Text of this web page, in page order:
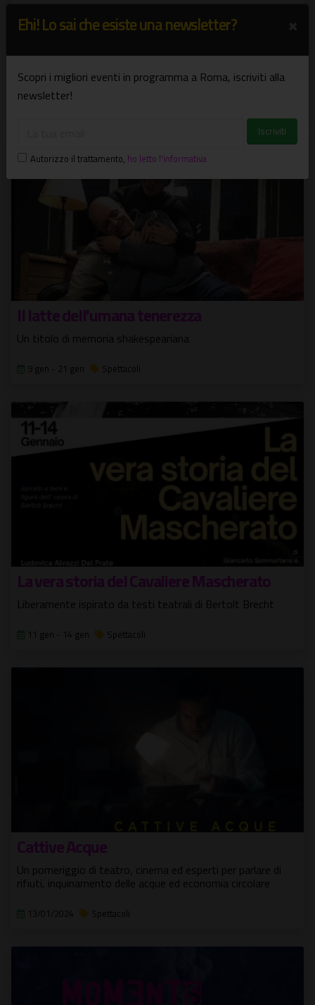
Fabrizio Plessi: Bucare il Mare
Un trittico di suoi disegni
11 gen - 11 apr
Il latte dell'umana tenerezza
Un titolo di memoria shakespeariana
9 gen - 21 gen Spettacoli
La vera storia del Cavaliere Mascherato
Liberamente ispirato da testi teatrali di Bertolt Brecht
11 gen - 14 gen Spettacoli
Cattive Acque
Un pomeriggio di teatro, cinema ed esperti per parlare di
rifiuti, inquinamento delle acque ed economia circolare
13/01/2024 Spettacoli
Ehi! Lo sai che esiste una newsletter?
Scopri i migliori eventi in programma a Roma, iscriviti alla
newsletter!
Autorizzo il trattamento, ho letto l'informativa